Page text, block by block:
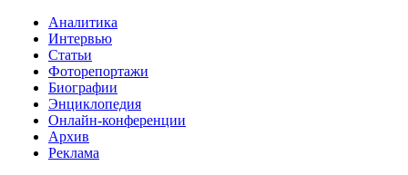
Аналитика
Интервью
Статьи
Фоторепортажи
Биографии
Энциклопедия
Онлайн-конференции
Архив
Реклама